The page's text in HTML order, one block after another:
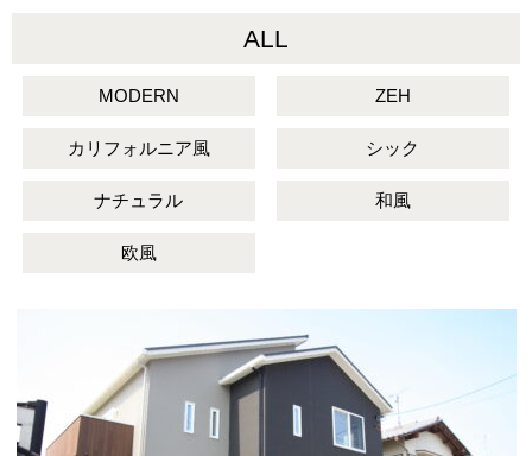
ALL
MODERN ZEH
カリフォルニア風 シック
ナチュラル 和風
欧風